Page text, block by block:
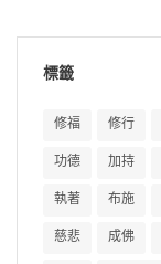
標籤
修福 修行
功德 加持
執著 布施
慈悲 成佛